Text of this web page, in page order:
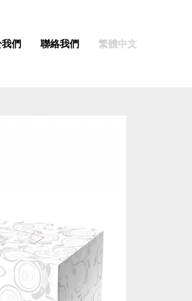
們 聯絡我們 繁體中文